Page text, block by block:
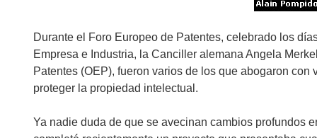
Durante el Foro Europeo de Patentes, celebrado los días 18 y 19 de abril, Günter Verheugen, Comisario de Empresa e Industria, la Canciller alemana Angela Merkel, y Alain Pompidou, Presidente de la Oficina Europea de Patentes (OEP), fueron varios de los que abogaron con vehemencia por la reforma del sistema europeo para proteger la propiedad intelectual. Ya nadie duda de que se avecinan cambios profundos en la protección de la propiedad intelectual (PI). La OEP completó recientemente un proyecto que presentaba cuatro situaciones hipotéticas del panorama futuro de las patentes en los que los principales agentes impulsores eran la empresa, la geopolítica, la sociedad y la tecnología. Existen diversas opiniones con respecto a cómo se puede y se debe proteger la PI en el futuro, pero todos los oradores del foro, celebrado en Munich, se mostraron a favor de promover la patente comunitaria, y lo más rápido posible. Debido a la fragmentación que existe en Europa ya cuesta once veces más solicitar una patente que en los Estados Unidos, a la vez que la globalización y la aparición de competidores nuevos dan pie a pensar que a Europa le resultará aún más complicado proteger las ideas y conservar su competitividad en el mundo del futuro. «Si hay algún político en Europa que piense que esa situación está bien, que venga a hablar conmigo, porque se equivoca», dijo el señor Verheugen. «Quienes vienen obstaculizando la creación de una política de patentes eficiente no sólo perjudican a Europa, sino a sí mismos», añadió el Comisario Verheugen en un contundente discurso. La posibilidad de establecer una patente comunitaria lleva debatiéndose desde 1975, pero el desacuerdo en torno al régimen lingüístico que esto implicaría ha supuesto un escollo formidable. No obstante, el señor Verheugen ha encontrado durante 2007 más motivos para sentirse optimista que en los últimos años. Declaró ante la prensa que confía en que habrá una patente comunitaria en el plazo de cinco años. «La patente comunitaria tendría valor tan sólo si se ajusta a ciertos criterios. Deberá estar unificada, ofrecer certeza jurídica y tener una relación coste-eficacia positiva. Deberá cumplir todas esas condiciones», afirmó la Canciller alemana. Las partes interesadas en la PI vienen argumentando desde hace mucho tiempo que no resultaría rentable un sistema en el que las reclamaciones contra patentes se tuvieran que traducir a todas las lenguas comunitarias. «Nos enorgullecemos de la diversidad de Europa, pero en el caso de la patente comunitaria, vamos a tener que sacrificar en cierta medida esa diversidad. No podemos dejar las cosas como están, tenemos que sacar esto adelante de algún modo», señaló la señora Merkel. El Comisario secundó ese punto de vista y agregó que «no dejo de sorprenderme al ver que a menudo [los Estados miembros] colaboramos aunque no sea estrictamente necesario [...] pero no lo hacemos en cuestiones vitales. La PI es un buen ejemplo, y también la política exterior y de seguridad.» El impulso renovado a esta iniciativa viene de dos ángulos: por un lado, la OEP y la Comisión están instando a la firma del Protocolo de Londres; por otro, la Comisión ha adoptado una comunicación relativa al establecimiento de las bases necesarias para una patente comunitaria, mediante la creación de un poder judicial paneuropeo único que tendría competencia sobre procedimientos contenciosos. Si se firmara, el Protocolo de Londres obviaría, total o parcialmente, la obligación de traducir las patentes presentadas en la lengua nacional del solicitante. En la práctica, esto implicaría que los propietarios de patentes europeas ya no tendrían que presentar una traducción de la especificación de las patentes concedidas a un Estado Parte Contratante del Convenio sobre la Concesión de Patentes Europeas por el Acuerdo de Londres, si ésta tiene por lengua oficial una de las tres lenguas de la OEP (francés, alemán o inglés). Cuando éste no sea el caso, si la patente no está disponible en una lengua de la OEP, estarán obligados a presentar una traducción completa de dicha especificación redactada originalmente en una lengua nacional. Este acuerdo permitiría una reducción de los costes de traducción de hasta un 45%, o unos 3.000 euros por solicitud. Alain Pompidou, Presidente de la OEP, manifestó que espera que el Protocolo de Londres se firme antes del final del presente año. La comunicación de la Comisión propone la creación de un sistema jurisdiccional integral para toda la UE que se ocupe de las patentes. Éste combinaría elementos del EPLA (Acuerdo sobre litigios en materia de patentes europeas), cuyo propósito es reducir los costes de contenciosos, y elementos de la jurisdicción comunitaria específica relativa a los litigios por patentes basada en el Tratado de la CE. En el pasado, los Estados miembros no se han puesto de acuerdo con respecto al sistema de litigación que se debería emplear. En tal sistema se establecería una serie de tribunales que resolverían las disputas relativas a patentes de toda la UE, incluidas las reclamaciones de violaciones de patentes. Las